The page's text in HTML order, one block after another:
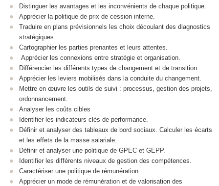
Distinguer les avantages et les inconvénients de chaque politique.
Apprécier la politique de prix de cession interne.
Traduire en plans prévisionnels les choix découlant des diagnostics
stratégiques.
Cartographier les parties prenantes et leurs attentes.
Apprécier les connexions entre stratégie et organisation.
Différencier les différents types de changement et de transition.
Apprécier les leviers mobilisés dans la conduite du changement.
Mettre en œuvre les outils de suivi : processus, gestion des projets,
ordonnancement.
Analyser les coûts cibles
Identifier les indicateurs clés de performance.
Définir et analyser des tableaux de bord sociaux. Calculer les écarts
et les effets de la masse salariale.
Définir et analyser une politique de GPEC et GEPP.
Identifier les différents niveaux de gestion des compétences.
Caractériser une politique de rémunération.
Apprécier un mode de rémunération et de valorisation des